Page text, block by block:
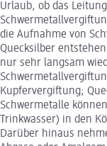
Urlaub, ob das
die Aufnahme von
Quecksilber
nur sehr langsam
Kupfervergiftung;
Schwermetalle
Trinkwasser) in den
Darüber hinaus